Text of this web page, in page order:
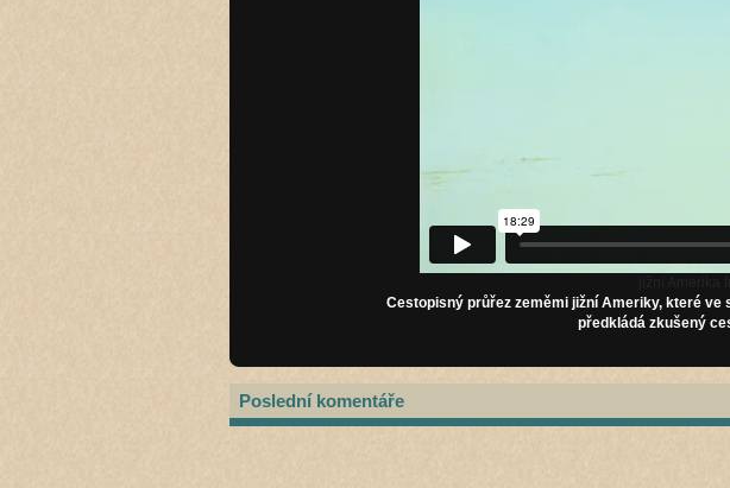
Cestopisný průřez zeměmi jižní Ameriky, které
předkládá zkušený
Poslední komentáře